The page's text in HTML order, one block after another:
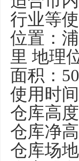
行业等
位置：
里 地理
面积：
使用时
仓库高
仓库净
仓库场